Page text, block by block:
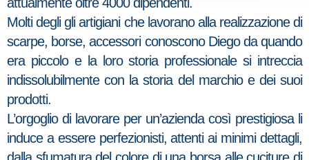
Molti degli gli artigiani che lavorano alla realizzazione di
scarpe, borse, accessori conoscono Diego da quando
era piccolo e la loro storia professionale si intreccia
indissolubilmente con la storia del marchio e dei suoi
prodotti.
L’orgoglio di lavorare per un’azienda così prestigiosa li
induce a essere perfezionisti, attenti ai minimi dettagli,